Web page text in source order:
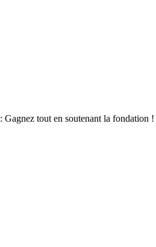
: Gagnez tout en soutenant la fondation !